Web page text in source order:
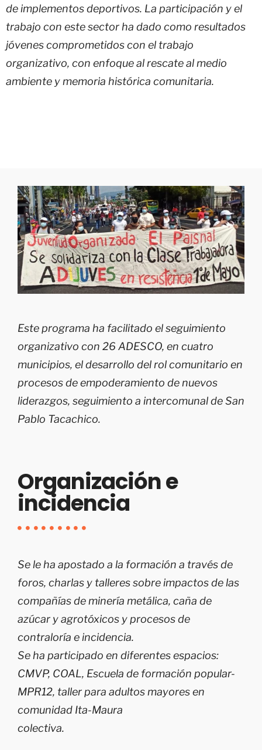
de implementos deportivos. La participación y el
trabajo con este sector ha dado como resultados
jóvenes comprometidos con el trabajo
organizativo, con enfoque al rescate al medio
ambiente y memoria histórica comunitaria.
Este programa ha facilitado el seguimiento
organizativo con 26 ADESCO, en cuatro
municipios, el desarrollo del rol comunitario en
procesos de empoderamiento de nuevos
liderazgos, seguimiento a intercomunal de San
Pablo Tacachico.
Organización e
incidencia
Se le ha apostado a la formación a través de
foros, charlas y talleres sobre impactos de las
compañías de minería metálica, caña de
azúcar y agrotóxicos y procesos de
contraloría e incidencia.
Se ha participado en diferentes espacios:
CMVP, COAL, Escuela de formación popular-
MPR12, taller para adultos mayores en
comunidad Ita-Maura
colectiva.